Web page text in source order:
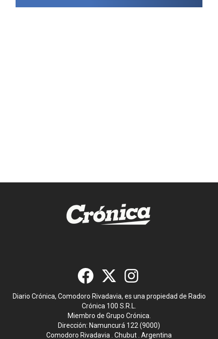
Diario Crónica, Comodoro Rivadavia, es una propiedad de Radio
Crónica 100 S.R.L.
Miembro de Grupo Crónica.
Dirección: Namuncurá 122 (9000)
Comodoro Rivadavia . Chubut . Argentina